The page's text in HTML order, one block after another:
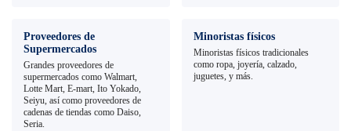
Proveedores de
Supermercados
Grandes proveedores de
supermercados como Walmart,
Lotte Mart, E-mart, Ito Yokado,
Seiyu, así como proveedores de
cadenas de tiendas como Daiso,
Seria.
Minoristas físicos
Minoristas físicos tradicionales
como ropa, joyería, calzado,
juguetes, y más.